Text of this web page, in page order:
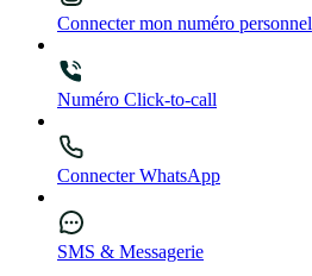
Connecter mon numéro personnel
Numéro Click-to-call
Connecter WhatsApp
SMS & Messagerie